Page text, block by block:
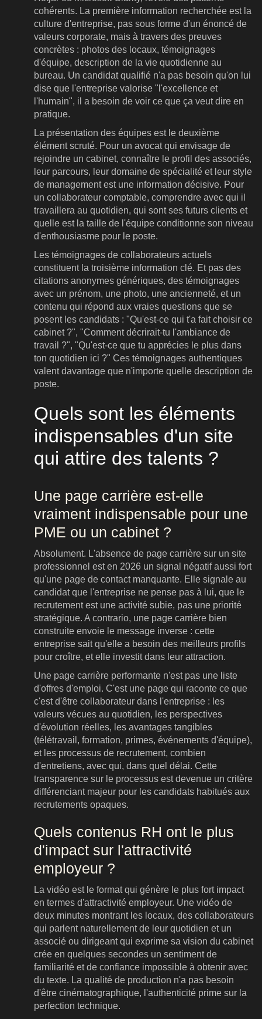
cohérents. La première information recherchée est la
culture d'entreprise, pas sous forme d'un énoncé de
valeurs corporate, mais à travers des preuves
concrètes : photos des locaux, témoignages
d'équipe, description de la vie quotidienne au
bureau. Un candidat qualifié n'a pas besoin qu'on lui
dise que l'entreprise valorise "l'excellence et
l'humain", il a besoin de voir ce que ça veut dire en
pratique.
La présentation des équipes est le deuxième
élément scruté. Pour un avocat qui envisage de
rejoindre un cabinet, connaître le profil des associés,
leur parcours, leur domaine de spécialité et leur style
de management est une information décisive. Pour
un collaborateur comptable, comprendre avec qui il
travaillera au quotidien, qui sont ses futurs clients et
quelle est la taille de l'équipe conditionne son niveau
d'enthousiasme pour le poste.
Les témoignages de collaborateurs actuels
constituent la troisième information clé. Et pas des
citations anonymes génériques, des témoignages
avec un prénom, une photo, une ancienneté, et un
contenu qui répond aux vraies questions que se
posent les candidats : "Qu'est-ce qui t'a fait choisir ce
cabinet ?", "Comment décrirait-tu l'ambiance de
travail ?", "Qu'est-ce que tu apprécies le plus dans
ton quotidien ici ?" Ces témoignages authentiques
valent davantage que n'importe quelle description de
poste.
Quels sont les éléments
indispensables d'un site
qui attire des talents ?
Une page carrière est-elle
vraiment indispensable pour une
PME ou un cabinet ?
Absolument. L'absence de page carrière sur un site
professionnel est en 2026 un signal négatif aussi fort
qu'une page de contact manquante. Elle signale au
candidat que l'entreprise ne pense pas à lui, que le
recrutement est une activité subie, pas une priorité
stratégique. A contrario, une page carrière bien
construite envoie le message inverse : cette
entreprise sait qu'elle a besoin des meilleurs profils
pour croître, et elle investit dans leur attraction.
Une page carrière performante n'est pas une liste
d'offres d'emploi. C'est une page qui raconte ce que
c'est d'être collaborateur dans l'entreprise : les
valeurs vécues au quotidien, les perspectives
d'évolution réelles, les avantages tangibles
(télétravail, formation, primes, événements d'équipe),
et les processus de recrutement, combien
d'entretiens, avec qui, dans quel délai. Cette
transparence sur le processus est devenue un critère
différenciant majeur pour les candidats habitués aux
recrutements opaques.
Quels contenus RH ont le plus
d'impact sur l'attractivité
employeur ?
La vidéo est le format qui génère le plus fort impact
en termes d'attractivité employeur. Une vidéo de
deux minutes montrant les locaux, des collaborateurs
qui parlent naturellement de leur quotidien et un
associé ou dirigeant qui exprime sa vision du cabinet
crée en quelques secondes un sentiment de
familiarité et de confiance impossible à obtenir avec
du texte. La qualité de production n'a pas besoin
d'être cinématographique, l'authenticité prime sur la
perfection technique.